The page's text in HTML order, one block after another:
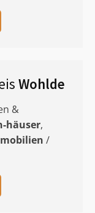
Wohlde
&
häuser,
/